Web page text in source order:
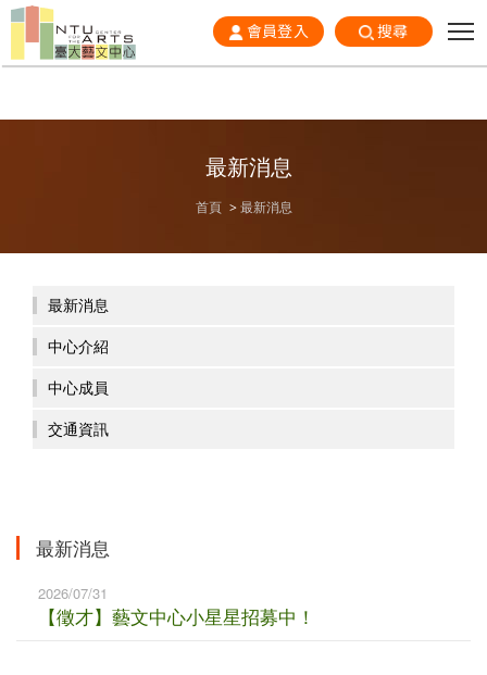
會員登入 搜尋
最新消息
首頁 最新消息
最新消息
中心介紹
中心成員
交通資訊
最新消息
2026/07/31
【徵才】藝文中心小星星招募中！